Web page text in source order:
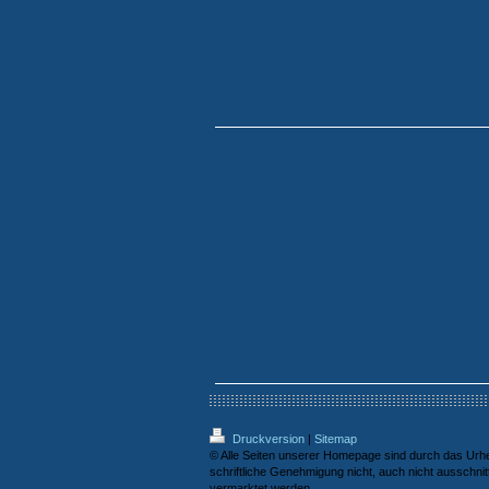
Druckversion | Sitemap
© Alle Seiten unserer Homepage sind durch das
schriftliche Genehmigung nicht, auch nicht